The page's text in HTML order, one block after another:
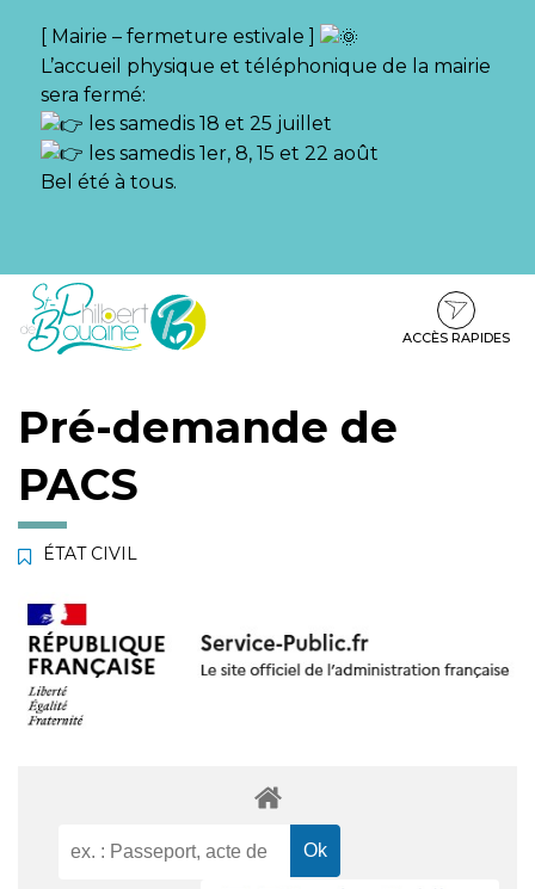
[ Mairie – fermeture estivale ]
L’accueil physique et téléphonique de la mairie
sera fermé:
les samedis 18 et 25 juillet
les samedis 1er, 8, 15 et 22 août
Bel été à tous.
Aller
Aller
contenu
Aller
pied
ACCÈS RAPIDES
Pré-demande de
PACS
ÉTAT CIVIL